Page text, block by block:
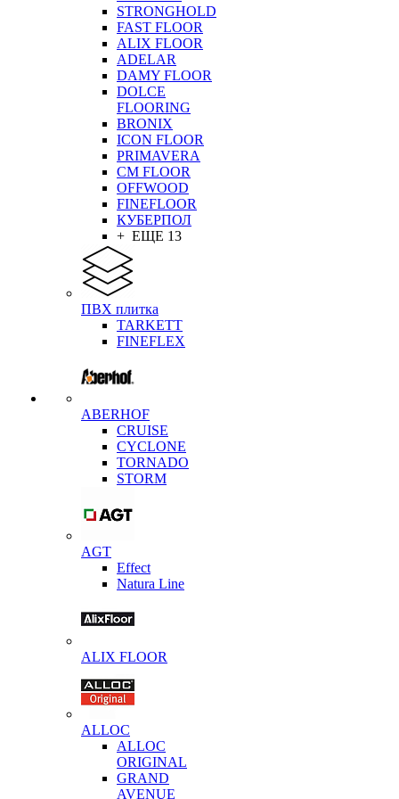
STRONGHOLD
FAST FLOOR
ALIX FLOOR
ADELAR
DAMY FLOOR
DOLCE
FLOORING
BRONIX
ICON FLOOR
PRIMAVERA
CM FLOOR
OFFWOOD
FINEFLOOR
КУБЕРПОЛ
+ ЕЩЕ 13
ПВХ плитка
TARKETT
FINEFLEX
ABERHOF
CRUISE
CYCLONE
TORNADO
STORM
AGT
Effect
Natura Line
ALIX FLOOR
ALLOC
ALLOC
ORIGINAL
GRAND
AVENUE